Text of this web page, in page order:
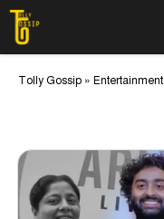
Skip
content
Tolly Gossip » Entertainment